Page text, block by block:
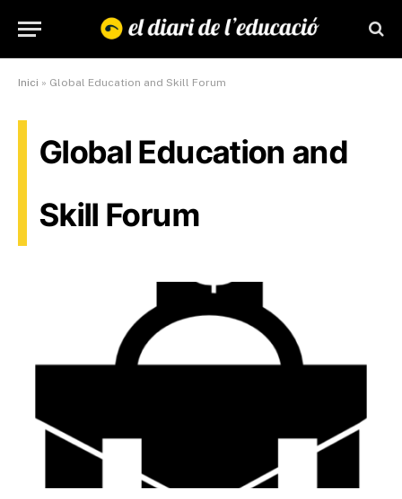
Inici » Global Education and Skill Forum
Global Education and
Skill Forum